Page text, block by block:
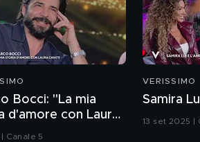
Bocci: "La mia
d'amore con Laura
Canale 5
VERISSIMO
Samira
13 set 2025 |